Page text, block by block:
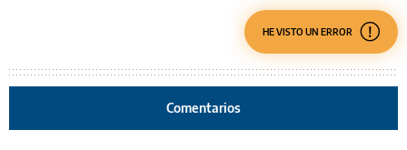
HE VISTO UN ERROR
Comentarios